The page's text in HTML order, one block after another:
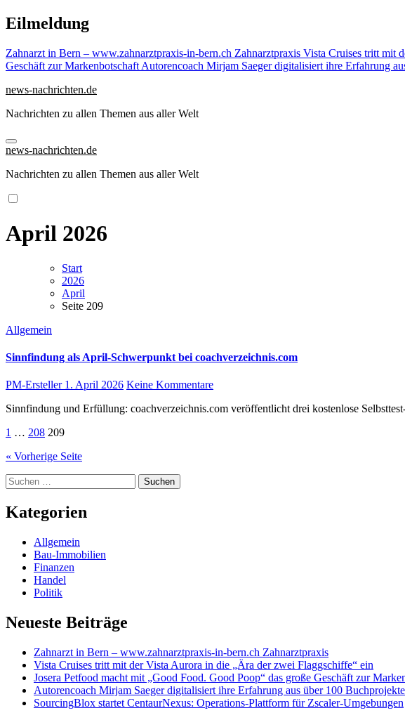
Zu
Inhalten
Eilmeldung
Zahnarzt in Bern – www.zahnarztpraxis-in-bern.ch Zahnarztpraxis Vista Cruises tritt mit
Geschäft zur Markenbotschaft Autorencoach Mirjam Saeger digitalisiert ihre Erfahrung
news-nachrichten.de
Nachrichten zu allen Themen aus aller Welt
news-nachrichten.de
Nachrichten zu allen Themen aus aller Welt
April 2026
Start
2026
April
Seite 209
Allgemein
Sinnfindung als April-Schwerpunkt bei coachverzeichnis.com
PM-Ersteller 1. April 2026 Keine Kommentare
Sinnfindung und Erfüllung: coachverzeichnis.com veröffentlicht drei kostenlose
Seitennummerierung
der
Beiträge
1 … 208 209
« Vorherige Seite
Suchen
nach:
Kategorien
Allgemein
Bau-Immobilien
Finanzen
Handel
Politik
Neueste Beiträge
Zahnarzt in Bern – www.zahnarztpraxis-in-bern.ch Zahnarztpraxis
Vista Cruises tritt mit der Vista Aurora in die „Ära der zwei Flaggschiffe“ ein
Josera Petfood macht mit „Good Food. Good Poop“ das große Geschäft zur
Autorencoach Mirjam Saeger digitalisiert ihre Erfahrung aus über 100
SourcingBlox startet CentaurNexus: Operations-Plattform für Zscaler-Umgebungen